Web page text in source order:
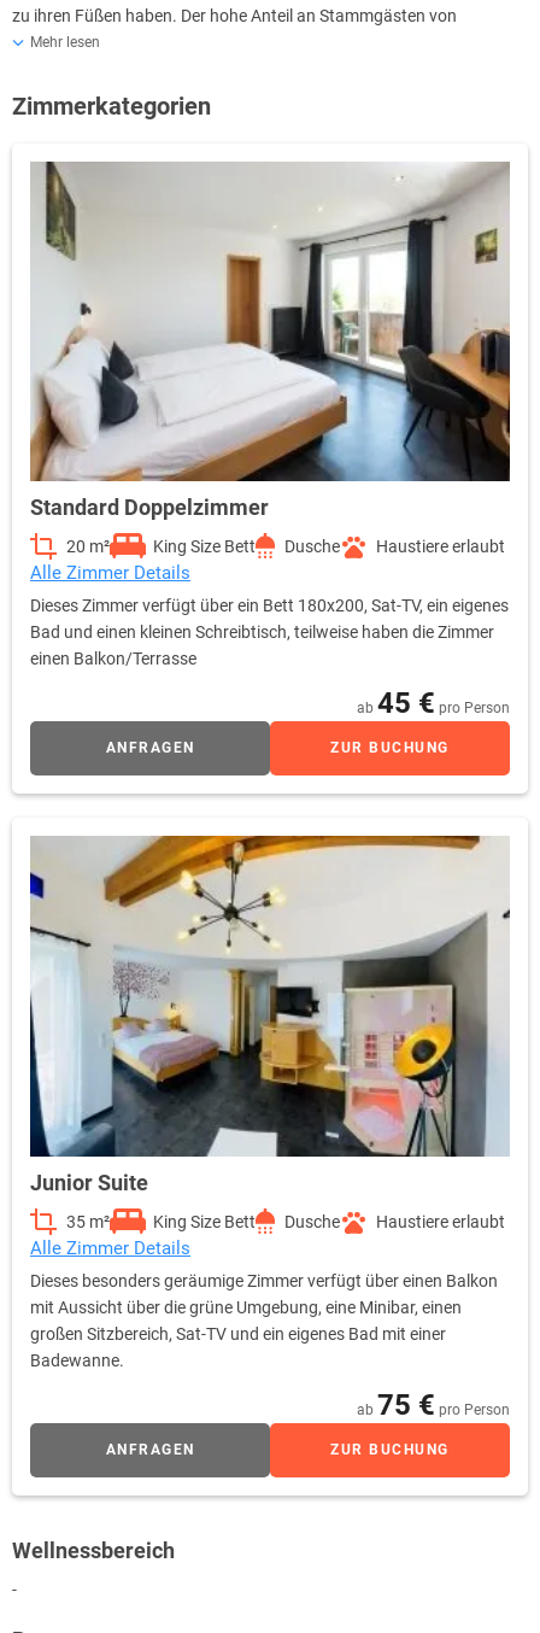
zu ihren Füßen haben. Der hohe Anteil an Stammgästen von
Hotellerie des Kristalls ist der beste Beweis dafür.
Mehr lesen
Zimmerkategorien
Standard Doppelzimmer
20 m² King Size Bett Dusche Haustiere erlaubt
Alle Zimmer Details
Dieses Zimmer verfügt über ein Bett 180x200, Sat-TV, ein eigenes
Bad und einen kleinen Schreibtisch, teilweise haben die Zimmer
einen Balkon/Terrasse
ab 45 € pro Person
ANFRAGEN ZUR BUCHUNG
Junior Suite
35 m² King Size Bett Dusche Haustiere erlaubt
Alle Zimmer Details
Dieses besonders geräumige Zimmer verfügt über einen Balkon
mit Aussicht über die grüne Umgebung, eine Minibar, einen
großen Sitzbereich, Sat-TV und ein eigenes Bad mit einer
Badewanne.
ab 75 € pro Person
ANFRAGEN ZUR BUCHUNG
Wellnessbereich
-